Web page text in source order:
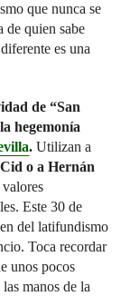
que nunca se
de quien sabe
es una
de “San
hegemonía
. Utilizan a
o a Hernán
Este 30 de
del latifundismo
Toca recordar
unos pocos
manos de la